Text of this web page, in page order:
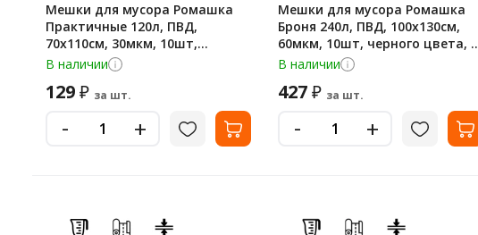
Мешки для мусора Ромашка
Практичные 120л, ПВД,
70х110см, 30мкм, 10шт,
черного цвета, в рулоне
В наличии
129₽ за шт.
- +
Мешки для мусора Ромашка
Броня 240л, ПВД, 100х130см,
60мкм, 10шт, черного цвета, в
рулоне
В наличии
427₽ за шт.
- +